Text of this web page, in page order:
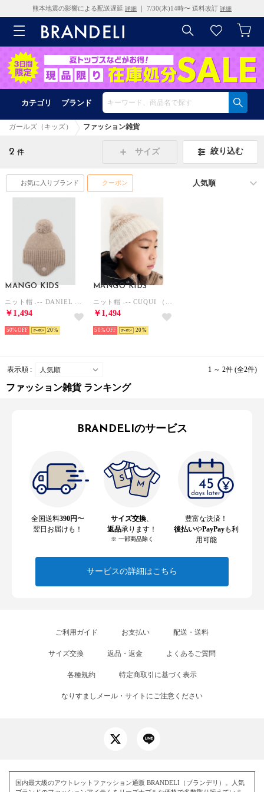
熊本地震の影響による配送遅延 詳細 ｜ 7/30(木)14時〜 送料改訂 詳細
カテゴリ ブランド
ガールズ（キッズ） ファッション雑貨
2 件 サイズ 絞り込む
お気に入りブランド クーポン
MANGO KIDS
￥1,494
50% 20
MANGO KIDS
￥1,494
50% 20
表示順 : 1 ～ 2件 (全2件)
ファッション雑貨 ランキング
BRANDELIのサービス
全国送料390円〜
翌日お届けも！
サイズ交換
返品承ります！
※ 一部商品除く
豊富な決済！
後払いやPayPayも利
用可能
サービスの詳細はこちら
ご利用ガイド お支払い 配送・送料
サイズ交換 返品・返金 よくあるご質問
各種規約 特定商取引に基づく表示
なりすましメール・サイトにご注意ください
国内最大級のアウトレットファッション通販 BRANDELI（ブランデリ）。人気